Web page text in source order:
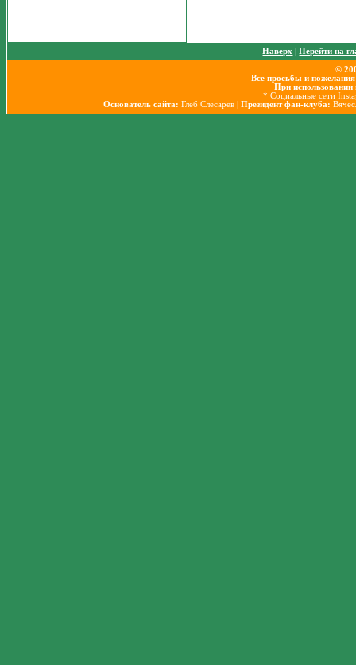
Наверх |Перейти на
©
Все просьбы и
При использовании
* Социальные сети
Основатель сайта: Глеб Слесарев | Президент фан-клуба: